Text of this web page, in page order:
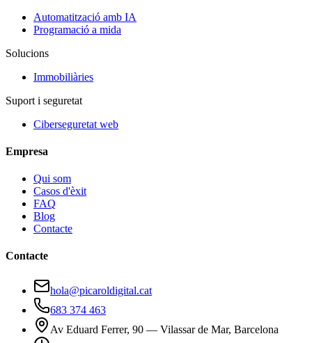
Automatització amb IA
Programació a mida
Solucions
Immobiliàries
Suport i seguretat
Ciberseguretat web
Empresa
Qui som
Casos d'èxit
FAQ
Blog
Contacte
Contacte
hola@picaroldigital.cat
683 374 463
Av Eduard Ferrer, 90 — Vilassar de Mar, Barcelona